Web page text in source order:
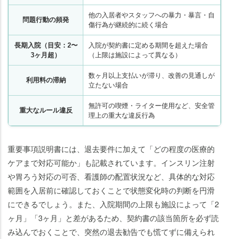
問題行動の頻発
他の入居者やスタッフへの暴力・暴言・自
傷行為が継続的に続く場合
長期入院（目安：2〜
3ヶ月超）
入院が契約書に定める期間を超えた場合
（上限は施設によって異なる）
利用料の滞納
数ヶ月以上支払いが滞り、改善の見通しが
立たない場合
重大なルール違反
無許可の喫煙・ライター使用など、安全管
理上の重大な違反行為
重要事項説明書には、退去要件に加えて「どの程度の医療的
ケアまで対応可能か」も記載されています。インスリン注射
や胃ろう対応の可否、看護師の配置状況など、具体的な対応
範囲を入居前に確認しておくことで状態変化時の判断を円滑
にできるでしょう。また、入院期間の上限も施設によって「2
ヶ月」「3ヶ月」と差があるため、契約書の該当箇所を必ず読
み込んでおくことで、突然の退去勧告でも慌てずに備えられ